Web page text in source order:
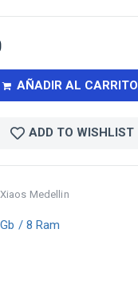
Xiaos Medellin
/ 8 Ram
AÑADIR AL CARRITO
ADD TO WISHLIST